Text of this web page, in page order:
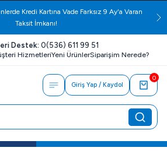
Kredi Kartına Vade Farksız 9 Ay'a Varan
Taksit İmkanı!
Destek: 0(536) 611 99 51
HizmetleriYeni ÜrünlerSiparişim Nerede?
Giriş Yap / Kaydol
0